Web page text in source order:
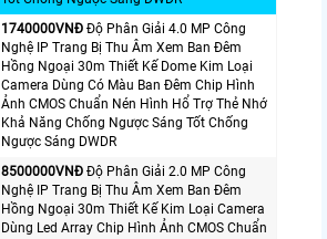
1740000VNÐ Độ Phân Giải 4.0 MP Công
Nghệ IP Trang Bị Thu Âm Xem Ban Đêm
Hồng Ngoại 30m Thiết Kế Dome Kim Loại
Camera Dùng Có Màu Ban Đêm Chip Hình
Ảnh CMOS Chuẩn Nén Hình Hổ Trợ Thẻ Nhớ
Khả Năng Chống Ngược Sáng Tốt Chống
Ngược Sáng DWDR
8500000VNÐ Độ Phân Giải 2.0 MP Công
Nghệ IP Trang Bị Thu Âm Xem Ban Đêm
Hồng Ngoại 30m Thiết Kế Kim Loại Camera
Dùng Led Array Chip Hình Ảnh CMOS Chuẩn